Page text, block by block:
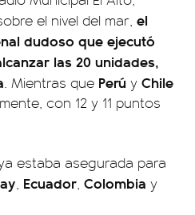
el nivel del mar, el
dudoso que ejecutó
las 20 unidades,
. Mientras que Perú y Chile
con 12 y 11 puntos
estaba asegurada para
, Ecuador, Colombia y